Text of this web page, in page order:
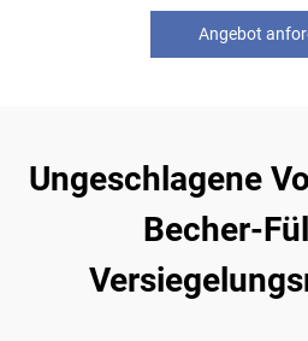
Angebot
Ungeschlagene
Becher-